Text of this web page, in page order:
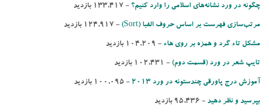
چگونه در ورد نشانه‌های اسلامی را وارد کنیم؟ - ‌133,417 بازدید
مرتب‌‌سازی فهرست بر اساس حروف الفبا (Sort)‌ - ‌124,917 بازدید
مشكل تاء گرد و همزه بر روی هاء - ‌104,209 بازدید
تایپ شعر در ورد (قسمت دوم) - ‌102,431 بازدید
آموزش درج پاورقی چندستونه در ورد 2013 - ‌100,095 بازدید
بپرسید و نظر دهید - ‌95,436 بازدید